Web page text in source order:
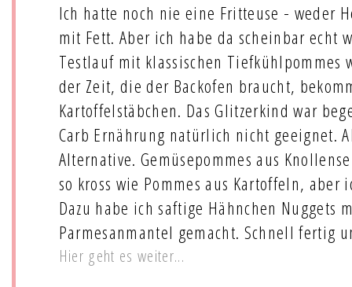
Ich hatte noch nie eine Fritteuse - weder
mit Fett. Aber ich habe da scheinbar echt
Testlauf mit klassischen Tiefkühlpommes
der Zeit, die der Backofen braucht,
Kartoffelstäbchen. Das Glitzerkind war
Carb Ernährung natürlich nicht geeignet.
Alternative. Gemüsepommes aus
so kross wie Pommes aus Kartoffeln,
Dazu habe ich saftige Hähnchen Nuggets
Parmesanmantel gemacht. Schnell fertig
Hier geht es weiter...